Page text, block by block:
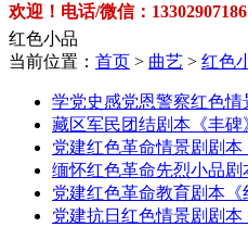
欢迎！电话/微信：
红色小品
当前位置： 首页 > 曲艺 > 红色
学党史感党恩警察红色情
藏区军民团结剧本《丰碑
党建红色革命情景剧剧本
缅怀红色革命先烈小品剧
党建红色革命教育剧本《
党建抗日红色情景剧剧本